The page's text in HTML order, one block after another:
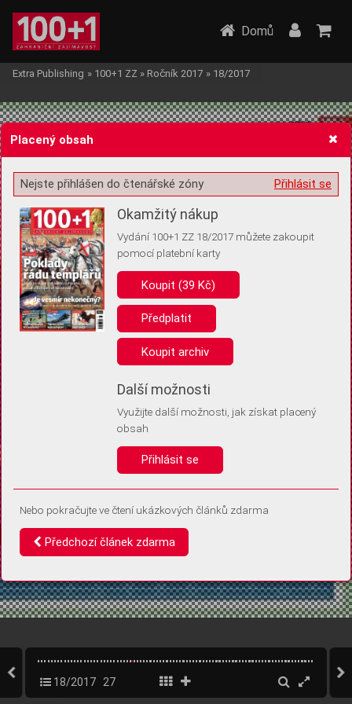
Žádost o souhlas s ukládáním volitelných informací
Pro základní fungování webu nepotřebujeme ukládat žádné informace
(tzv. cookies apod.). Rádi bychom vás ale požádali o souhlas s
uložením volitelných informací:
Anonymní unikátní ID
Díky němu příště poznáme, že se jedná o stejné zařízení, a
Identifikátor je zcela anonymní.
Vaše souhlasy a odmítnutí si ukládáme do vašeho zařízení, abychom se
vás už příště znovu neptali. Můžete je kdykoli později upravit ve Správě
Domů
Extra Publishing » 100+1 ZZ » Ročník 2017 » 18/2017
18/2017 27
Placený obsah
Přihlásit se
Nejste přihlášen do čtenářské zóny
Okamžitý nákup
Vydání 100+1 ZZ 18/2017 můžete zakoupit
pomocí platební karty
Koupit (39 Kč)
Předplatit
Koupit archiv
Další možnosti
Využijte další možnosti, jak získat placený
obsah
Přihlásit se
Nebo pokračujte ve čtení ukázkových článků zdarma
Předchozí článek zdarma